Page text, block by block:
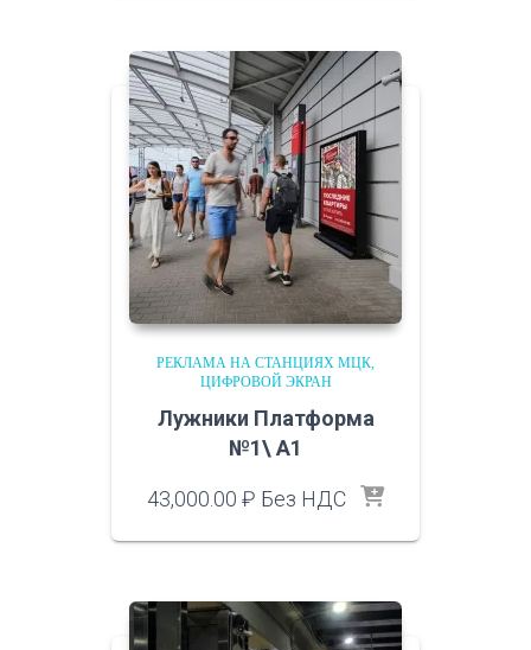
РЕКЛАМА НА СТАНЦИЯХ МЦК
ЦИФРОВОЙ ЭКРАН
Лужники Платформа
№1\ A1
43,000.00 ₽ Без НДС